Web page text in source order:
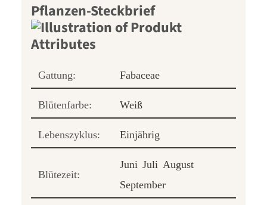
Pflanzen-Steckbrief
Gattung: Fabaceae
Blütenfarbe: Weiß
Lebenszyklus: Einjährig
Blütezeit:
Juni Juli August
September